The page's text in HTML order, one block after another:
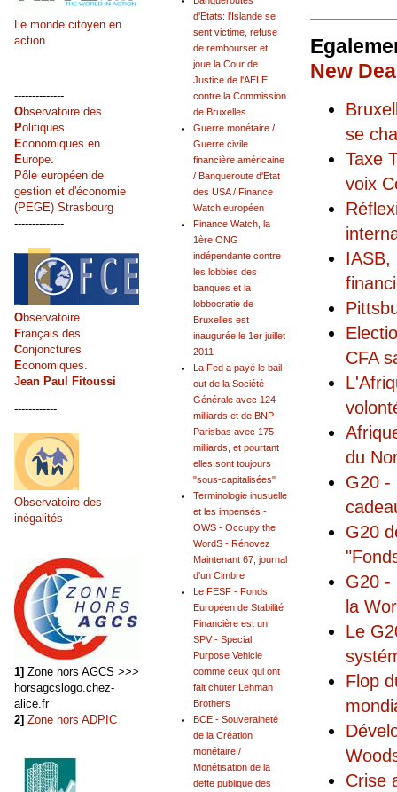
New
se
Taxe
voix
IASB,
CFA
du
G20 -
G20
G20 -
la
Le
Flop
Crise
d'Etats: l'Islande se
sent victime, refuse
de rembourser et
joue la Cour de
Justice de l'AELE
contre la Commission
de Bruxelles
Guerre monétaire /
Guerre civile
financière américaine
/ Banqueroute d'Etat
des USA / Finance
Watch européen
Finance Watch, la
1ère ONG
indépendante contre
les lobbies des
banques et la
lobbocratie de
Bruxelles est
inaugurée le 1er juillet
2011
La Fed a payé le bail-
out de la Société
Générale avec 124
milliards et de BNP-
Parisbas avec 175
milliards, et pourtant
elles sont toujours
"sous-capitalisées"
Terminologie inusuelle
et les impensés -
OWS - Occupy the
WordS - Rénovez
Maintenant 67, journal
d'un Cimbre
Le FESF - Fonds
Européen de Stabilité
Financière est un
SPV - Special
Purpose Vehicle
comme ceux qui ont
fait chuter Lehman
Brothers
BCE - Souveraineté
de la Création
monétaire /
Monétisation de la
dette publique des
Le monde citoyen en
action
--------------
Observatoire des
Politiques
Economiques en
Europe.
Pôle européen de
gestion et d'économie
(PEGE) Strasbourg
--------------
Observatoire
Français des
Conjonctures
Economiques.
Jean Paul Fitoussi
------------
Observatoire des
inégalités
1] Zone hors AGCS >>>
horsagcslogo.chez-
alice.fr
2] Zone hors ADPIC